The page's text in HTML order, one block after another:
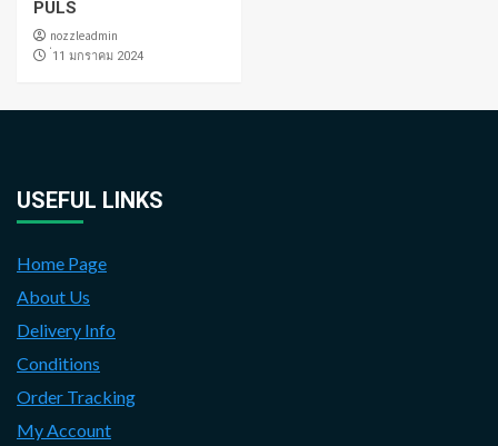
PULS
nozzleadmin
่11 มกราคม 2024
USEFUL LINKS
Home Page
About Us
Delivery Info
Conditions
Order Tracking
My Account